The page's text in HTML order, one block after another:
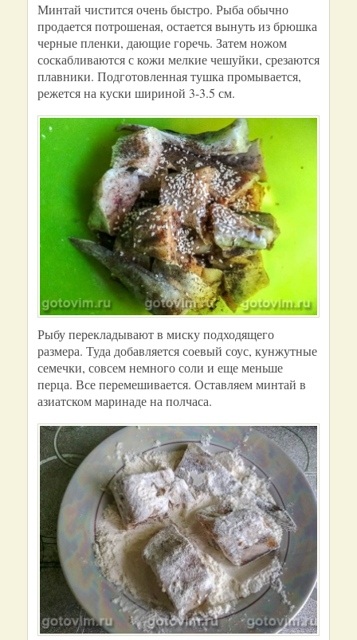
Минтай чистится очень быстро. Рыба обычно
продается потрошеная, остается вынуть из брюшка
черные пленки, дающие горечь. Затем ножом
соскабливаются с кожи мелкие чешуйки, срезаются
плавники. Подготовленная тушка промывается,
режется на куски шириной 3-3.5 см.
Рыбу перекладывают в миску подходящего
размера. Туда добавляется соевый соус, кунжутные
семечки, совсем немного соли и еще меньше
перца. Все перемешивается. Оставляем минтай в
азиатском маринаде на полчаса.